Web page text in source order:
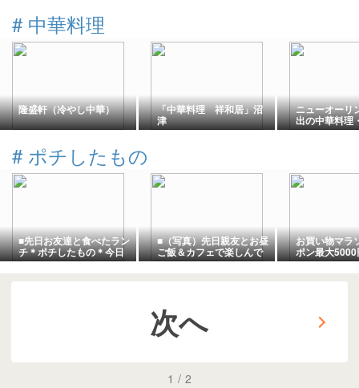
# 中華料理
隆盛軒（冷やし中華） 「中華料理 祥和居」沼
津
ニューオーリ
出の中華料理
デン・ウォー
# ポチしたもの
■先日お友達と食べたラン
チ＊ポチしたもの＊今日
の気になるものPICK
UP■
■（写真）先日親友とお昼
ご飯＆カフェで楽しんで
きました＊ポチしたもの
＊今日の気になるもの
PICK UP■
お買い物マラ
ポン最大
1:59まで】
次へ
1 / 2